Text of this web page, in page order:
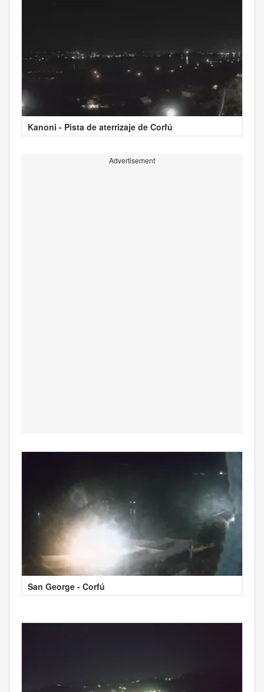
Kanoni - Pista de aterrizaje de Corfú
Advertisement
San George - Corfú